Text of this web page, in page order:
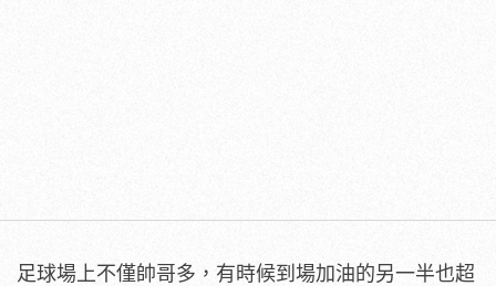
足球場上不僅帥哥多，有時候到場加油的另一半也超